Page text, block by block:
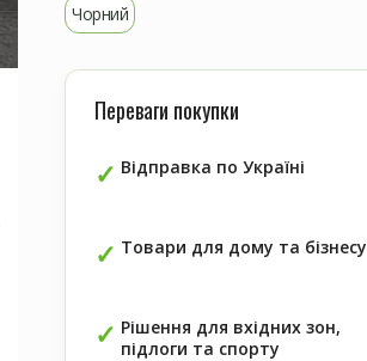
Чорний
Переваги покупки
Відправка по Україні
Товари для дому та бізнесу
Рішення для вхідних зон,
підлоги та спорту